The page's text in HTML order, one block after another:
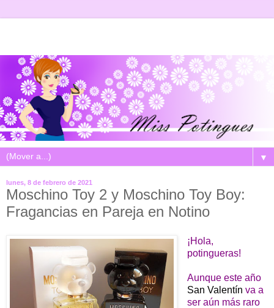
▼
lunes, 8 de febrero de 2021
Moschino Toy 2 y Moschino Toy Boy:
Fragancias en Pareja en Notino
¡Hola,
potingueras!
Aunque este año
San Valentín va a
ser aún más raro